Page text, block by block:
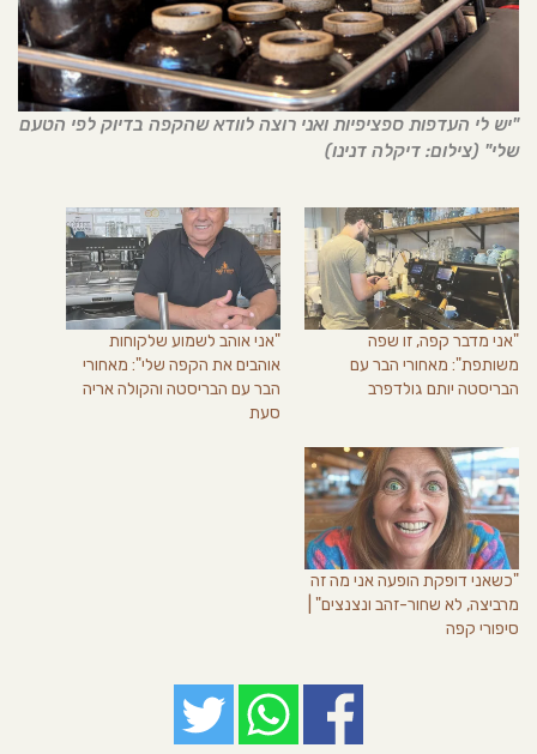
"יש לי העדפות ספציפיות ואני רוצה לוודא שהקפה בדיוק לפי הטעם
שלי" (צילום: דיקלה דנינו)
"אני מדבר קפה, זו שפה
משותפת": מאחורי הבר עם
הבריסטה יותם גולדפרב
"אני אוהב לשמוע שלקוחות
אוהבים את הקפה שלי": מאחורי
הבר עם הבריסטה והקולה אריה
סעת
"כשאני דופקת הופעה אני מה זה
מרביצה, לא שחור-זהב ונצנצים" |
סיפורי קפה